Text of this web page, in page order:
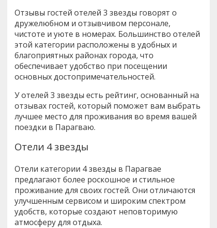
Отзывы гостей отелей 3 звезды говорят о
дружелюбном и отзывчивом персонале,
чистоте и уюте в номерах. Большинство отелей
этой категории расположены в удобных и
благоприятных районах города, что
обеспечивает удобство при посещении
основных достопримечательностей.
У отелей 3 звезды есть рейтинг, основанный на
отзывах гостей, который поможет вам выбрать
лучшее место для проживания во время вашей
поездки в Парагваю.
Отели 4 звезды
Отели категории 4 звезды в Парагвае
предлагают более роскошное и стильное
проживание для своих гостей. Они отличаются
улучшенным сервисом и широким спектром
удобств, которые создают неповторимую
атмосферу для отдыха.